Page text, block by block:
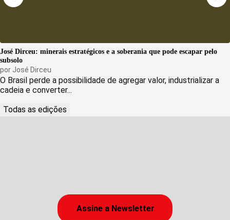
José Dirceu: minerais estratégicos e a soberania que pode escapar pelo
subsolo
por José Dirceu
O Brasil perde a possibilidade de agregar valor, industrializar a
cadeia e converter...
Todas as edições
Assine a Newsletter